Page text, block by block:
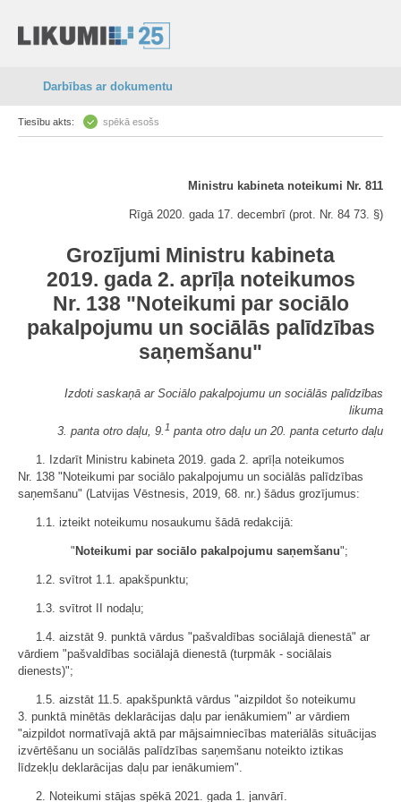
Darbības ar dokumentu
Tiesību akts: spēkā esošs
Ministru kabineta noteikumi Nr. 811
Rīgā 2020. gada 17. decembrī (prot. Nr. 84 73. §)
Grozījumi Ministru kabineta
2019. gada 2. aprīļa noteikumos
Nr. 138 "Noteikumi par sociālo
pakalpojumu un sociālās palīdzības
saņemšanu"
Izdoti saskaņā ar Sociālo pakalpojumu un sociālās palīdzības
likuma
3. panta otro daļu, 9. 1 panta otro daļu un 20. panta ceturto daļu
1. Izdarīt Ministru kabineta 2019. gada 2. aprīļa noteikumos
Nr. 138 "Noteikumi par sociālo pakalpojumu un sociālās palīdzības
saņemšanu" (Latvijas Vēstnesis, 2019, 68. nr.) šādus grozījumus:
1.1. izteikt noteikumu nosaukumu šādā redakcijā:
" Noteikumi par sociālo pakalpojumu saņemšanu";
1.2. svītrot 1.1. apakšpunktu;
1.3. svītrot II nodaļu;
1.4. aizstāt 9. punktā vārdus "pašvaldības sociālajā dienestā" ar
vārdiem "pašvaldības sociālajā dienestā (turpmāk - sociālais
dienests)";
1.5. aizstāt 11.5. apakšpunktā vārdus "aizpildot šo noteikumu
3. punktā minētās deklarācijas daļu par ienākumiem" ar vārdiem
"aizpildot normatīvajā aktā par mājsaimniecības materiālās situācijas
izvērtēšanu un sociālās palīdzības saņemšanu noteikto iztikas
līdzekļu deklarācijas daļu par ienākumiem".
2. Noteikumi stājas spēkā 2021. gada 1. janvārī.